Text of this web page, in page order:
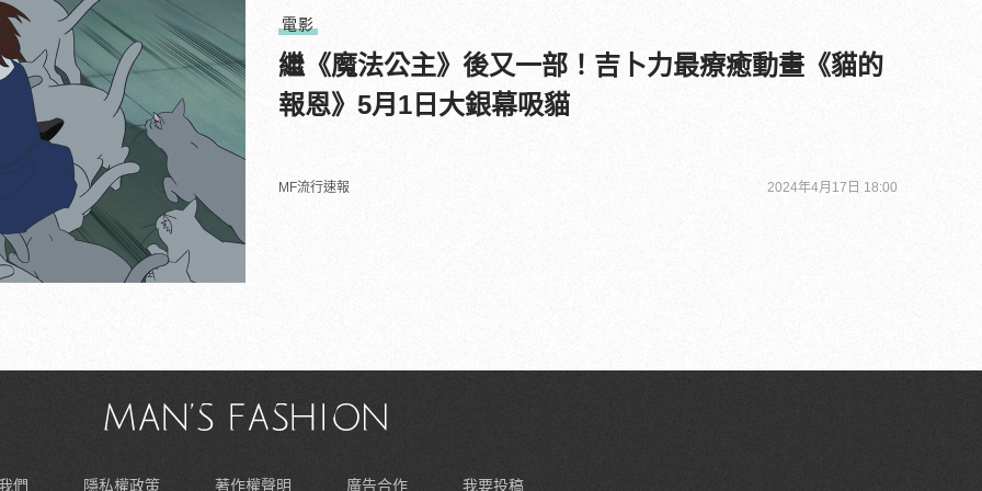
電影
繼《魔法公主》後又一部！吉卜力最療癒動畫《貓的
報恩》5月1日大銀幕吸貓
MF流行速報 2024年4月17日 18:00
們 隱私權政策 著作權聲明 廣告合作 我要投稿